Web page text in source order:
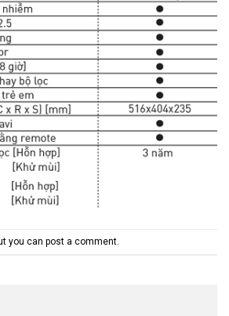
you can post a comment